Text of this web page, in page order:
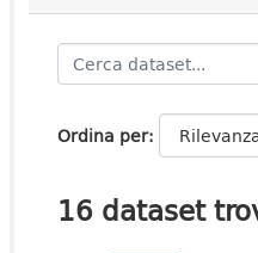
Ordina per
16 dataset